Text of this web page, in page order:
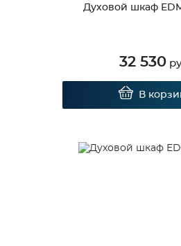
Духовой шкаф
32 530
В